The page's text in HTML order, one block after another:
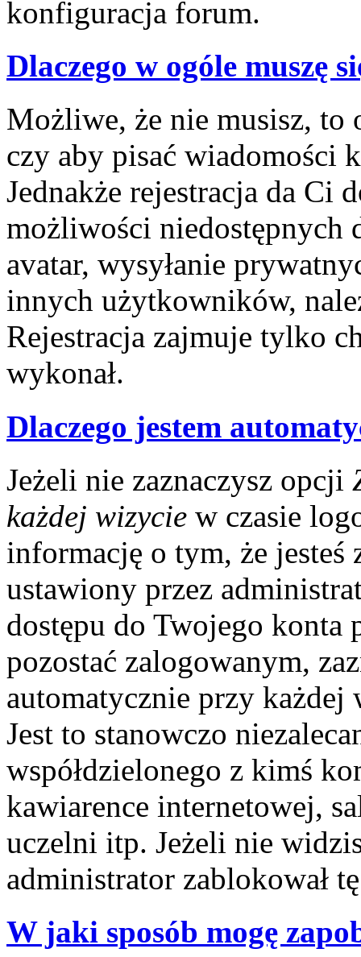
konfiguracja forum.
Dlaczego w ogóle muszę
Możliwe, że nie musisz, to
czy aby pisać wiadomości
Jednakże rejestracja da Ci
możliwości niedostępnych
avatar, wysyłanie
innych użytkowników,
Rejestracja zajmuje tylko
wykonał.
Dlaczego jestem
Jeżeli nie zaznaczysz opcji
każdej wizycie w czasie
informację o tym, że
ustawiony przez
dostępu do Twojego konta
pozostać zalogowanym,
automatycznie przy każdej
Jest to stanowczo
współdzielonego z kimś
kawiarence internetowej,
uczelni itp. Jeżeli nie
administrator zablokował
W jaki sposób mogę